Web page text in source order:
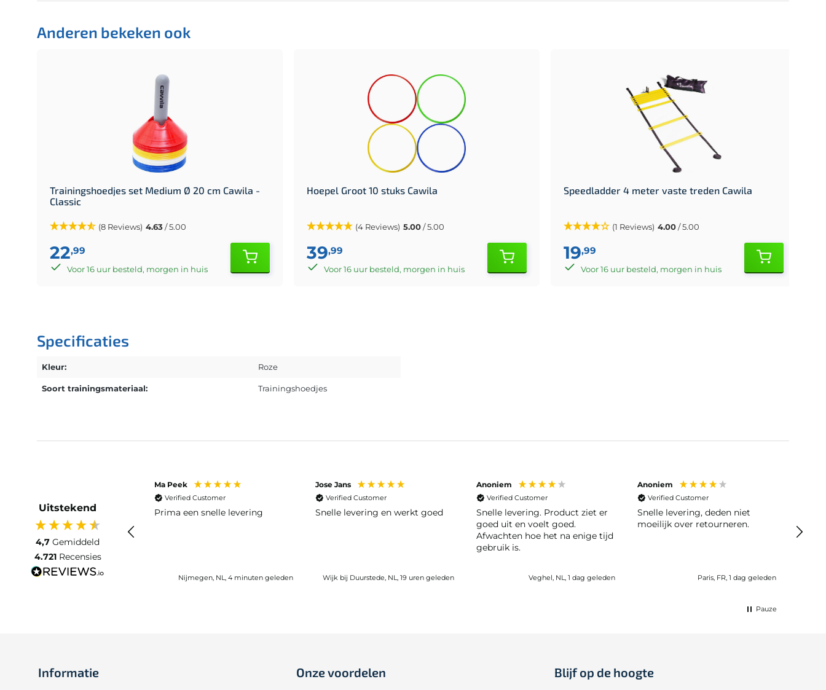
Anderen bekeken ook
Trainingshoedjes set Medium Ø 20 cm Cawila -
Classic
(8 Reviews) 4.63/ 5.00
22,99
Voor 16 uur besteld, morgen in huis
Hoepel Groot 10 stuks Cawila
(4 Reviews) 5.00/ 5.00
39,99
Voor 16 uur besteld, morgen in huis
Speedladder 4 meter vaste treden Cawila
(1 Reviews) 4.00/ 5.00
19,99
Voor 16 uur besteld, morgen in huis
Specificaties
Kleur: Roze
Soort trainingsmateriaal: Trainingshoedjes
Uitstekend
4,7 Gemiddeld
4.721 Recensies
Ma Peek
Verified Customer
Prima een snelle levering
Nijmegen, NL, 4 minuten geleden
Jose Jans
Verified Customer
Snelle levering en werkt goed
Wijk bij Duurstede, NL, 19 uren geleden
Anoniem
Verified Customer
Snelle levering. Product ziet er
goed uit en voelt goed.
Afwachten hoe het na enige tijd
gebruik is.
Veghel, NL, 1 dag geleden
Anoniem
Verified Customer
Snelle levering, deden niet
moeilijk over retourneren.
Paris, FR, 1 dag geleden
Er
Pauze
Informatie Onze voordelen Blijf op de hoogte